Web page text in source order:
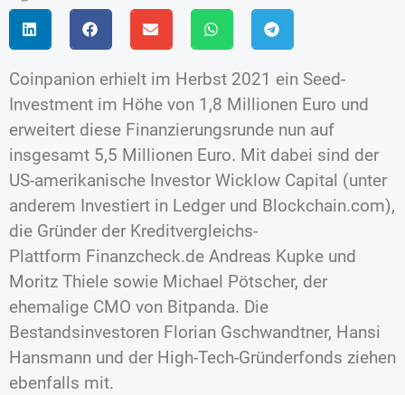
Coinpanion erhielt im Herbst 2021 ein Seed-
Investment im Höhe von 1,8 Millionen Euro und
erweitert diese Finanzierungsrunde nun auf
insgesamt 5,5 Millionen Euro. Mit dabei sind der
US-amerikanische Investor Wicklow Capital (unter
anderem Investiert in Ledger und Blockchain.com),
die Gründer der Kreditvergleichs-
Plattform Finanzcheck.de Andreas Kupke und
Moritz Thiele sowie Michael Pötscher, der
ehemalige CMO von Bitpanda. Die
Bestandsinvestoren Florian Gschwandtner, Hansi
Hansmann und der High-Tech-Gründerfonds ziehen
ebenfalls mit.